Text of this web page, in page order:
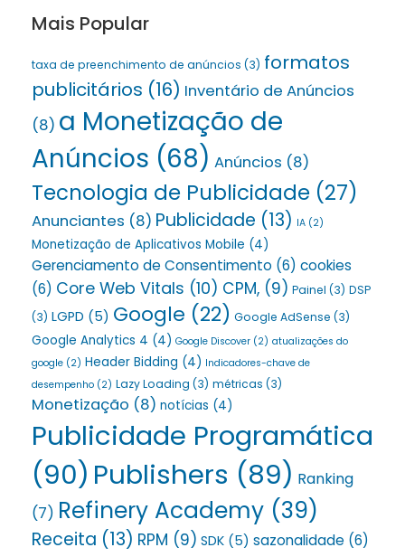
Mais Popular
taxa de preenchimento de anúncios (3) formatos
publicitários (16) Inventário de Anúncios
(8) a Monetização de
Anúncios (68) Anúncios (8)
Tecnologia de Publicidade (27)
Anunciantes (8) Publicidade (13) IA (2)
Monetização de Aplicativos Mobile (4)
Gerenciamento de Consentimento (6) cookies
(6) Core Web Vitals (10) CPM, (9) Painel (3) DSP
(3) LGPD (5) Google (22) Google AdSense (3)
Google Analytics 4 (4) Google Discover (2) atualizações do
google (2) Header Bidding (4) Indicadores-chave de
desempenho (2) Lazy Loading (3) métricas (3)
Monetização (8) notícias (4)
Publicidade Programática
(90) Publishers (89) Ranking
(7) Refinery Academy (39)
Receita (13) RPM (9) SDK (5) sazonalidade (6)